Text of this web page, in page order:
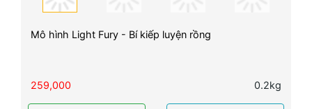
Mô hình Light Fury - Bí kiếp luyện rồng
259,000 0.2kg